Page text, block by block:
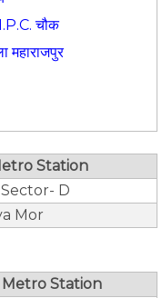
चौक
महाराजपुर
Station
D
Mor
Station